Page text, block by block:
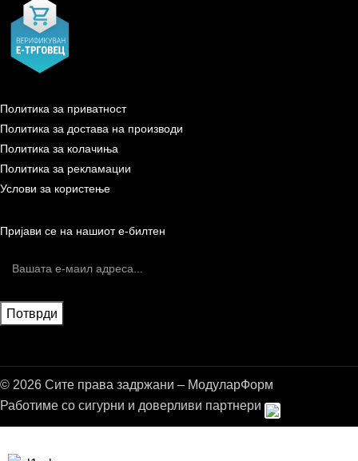
Политика за приватност
Политика за достава на производи
Политика за колачиња
Политика за рекламации
Услови за користење
Пријави се на нашиот е-билтен
© 2026 Сите права задржани – МодуларФорм
Работиме со сигурни и доверливи партнери